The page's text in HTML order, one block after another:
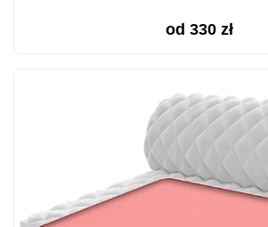
od 330 zł